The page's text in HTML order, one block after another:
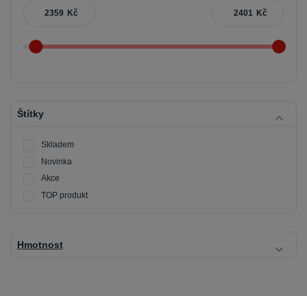
Kč Kč
Štítky
Skladem
Novinka
Akce
TOP produkt
Hmotnost